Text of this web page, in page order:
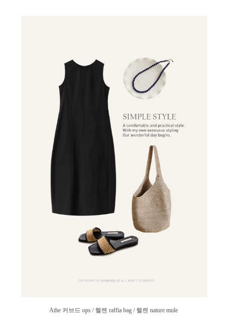
Athe 커브드 ops / 헬렌 raffia bag / 헬렌 nature mule